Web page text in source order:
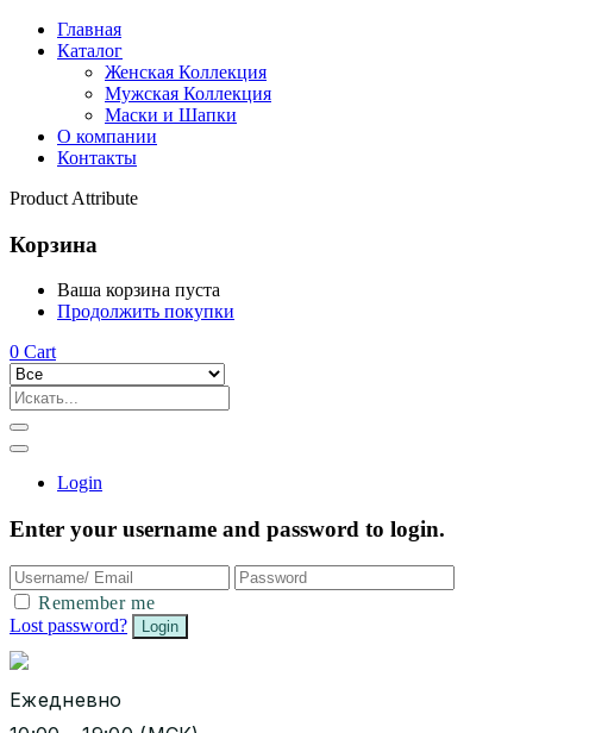
Главная
Каталог
Женская Коллекция
Мужская Коллекция
Маски и Шапки
О компании
Контакты
Product Attribute
Корзина
Ваша корзина пуста
Продолжить покупки
0 Cart
Login
Enter your username and password to login.
Remember me
Lost password?
Ежедневно